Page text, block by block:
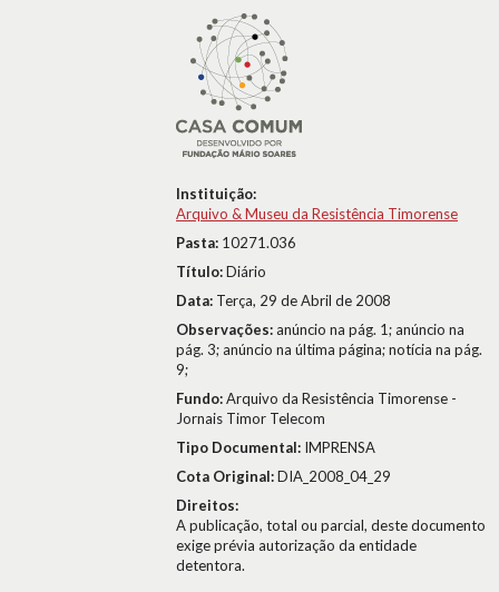
Instituição:
Arquivo & Museu da Resistência Timorense
Pasta: 10271.036
Título:Diário
Data: Terça, 29 de Abril de 2008
Observações:anúncio na pág. 1; anúncio na
pág. 3; anúncio na última página; notícia na pág.
9;
Fundo:Arquivo da Resistência Timorense -
Jornais Timor Telecom
Tipo Documental: IMPRENSA
Cota Original:DIA_2008_04_29
Direitos:
A publicação, total ou parcial, deste documento
exige prévia autorização da entidade
detentora.